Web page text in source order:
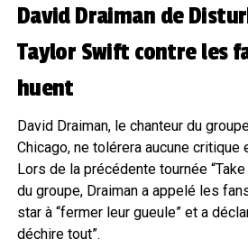
David Draiman de
Taylor Swift contre les
huent
David Draiman, le chanteur du
Chicago, ne tolérera aucune critique
Lors de la précédente tournée
du groupe, Draiman a appelé les
star à “fermer leur gueule” et a
déchire tout”.